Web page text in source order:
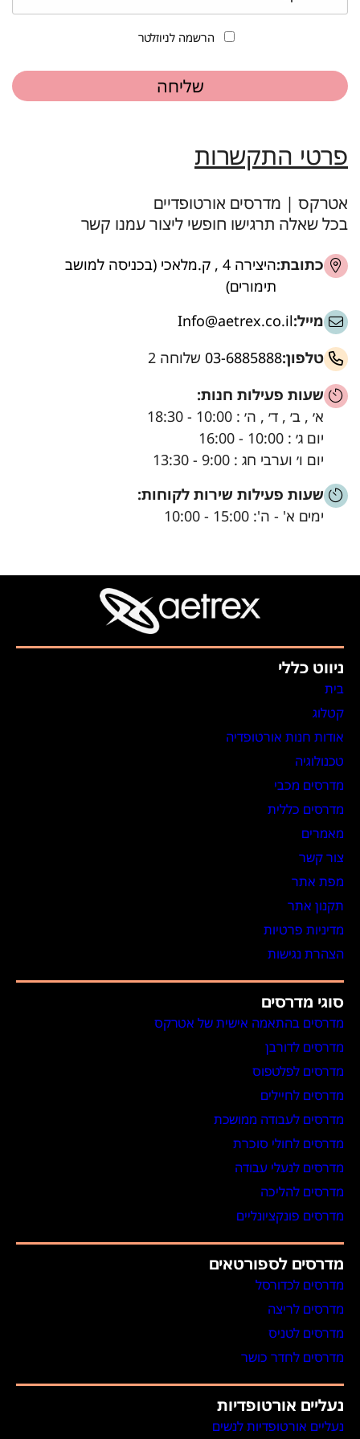
הרשמה לניוזלטר
פרטי התקשרות
אטרקס | מדרסים אורטופדיים
בכל שאלה תרגישו חופשי ליצור עמנו קשר
כתובת:
היצירה 4 , ק.מלאכי (בכניסה למושב
תימורים)
מייל:Info@aetrex.co.il
טלפון:03-6885888 שלוחה 2
שעות פעילות חנות:
א׳ , ב׳ , ד׳ , ה׳ : 10:00 - 18:30
יום ג׳ : 10:00 - 16:00
יום ו׳ וערבי חג : 9:00 - 13:30
שעות פעילות שירות לקוחות:
ימים א' - ה': 15:00 - 10:00
ניווט כללי
בית
קטלוג
אודות חנות אורטופדיה
טכנולוגיה
מדרסים מכבי
מדרסים כללית
מאמרים
צור קשר
מפת אתר
תקנון אתר
מדיניות פרטיות
הצהרת נגישות
סוגי מדרסים
מדרסים בהתאמה אישית של אטרקס
מדרסים לדורבן
מדרסים לפלטפוס
מדרסים לחיילים
מדרסים לעבודה ממושכת
מדרסים לחולי סוכרת
מדרסים לנעלי עבודה
מדרסים להליכה
מדרסים פונקציונליים
מדרסים לספורטאים
מדרסים לכדורסל
מדרסים לריצה
מדרסים לטניס
מדרסים לחדר כושר
נעליים אורטופדיות
נעליים אורטופדיות לנשים